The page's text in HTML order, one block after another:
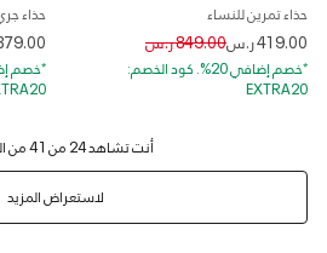
حذاء تمرين للنساء
419.00 ر.س Price reduced from
849.00 ر.س to
*خصم إضافي 20%. كود الخصم:
EXTRA20
حذاء
379.00
لاستعراض المزيد